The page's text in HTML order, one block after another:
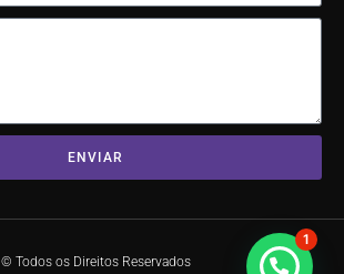
ENVIAR
© Todos os Direitos Reservados
1